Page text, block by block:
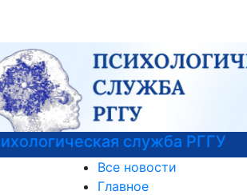
Узнайте все о поступлении!
Все новости
Главное